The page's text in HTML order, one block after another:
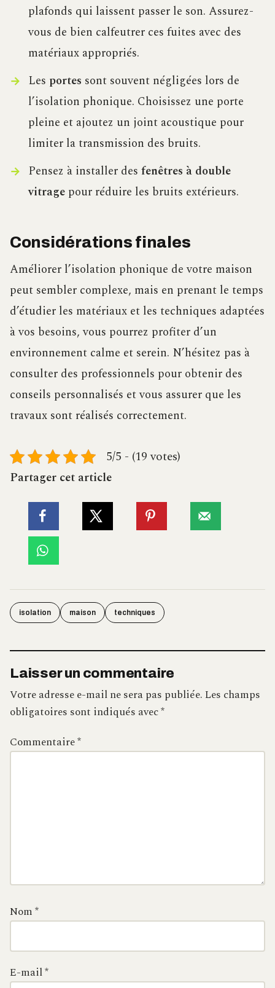
plafonds qui laissent passer le son. Assurez-
vous de bien calfeutrer ces fuites avec des
matériaux appropriés.
Les portes sont souvent négligées lors de
l’isolation phonique. Choisissez une porte
pleine et ajoutez un joint acoustique pour
limiter la transmission des bruits.
Pensez à installer des fenêtres à double
vitragepour réduire les bruits extérieurs.
Considérations finales
Améliorer l’isolation phonique de votre maison
peut sembler complexe, mais en prenant le temps
d’étudier les matériaux et les techniques adaptées
à vos besoins, vous pourrez profiter d’un
environnement calme et serein. N’hésitez pas à
consulter des professionnels pour obtenir des
conseils personnalisés et vous assurer que les
travaux sont réalisés correctement.
5/5 - (19 votes)
Partager cet article
isolation maison techniques
Laisser un commentaire
Votre adresse e-mail ne sera pas publiée.Les champs
obligatoires sont indiqués avec*
Commentaire*
Nom*
E-mail*